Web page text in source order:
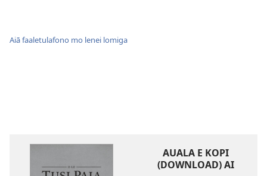
Aiā faaletulafono mo lenei lomiga
AUALA E KOPI
(DOWNLOAD) AI